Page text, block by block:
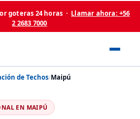
goteras 24 horas · Llamar ahora: +56
2 2683 7000
de Techos/Maipú
EN MAIPÚ